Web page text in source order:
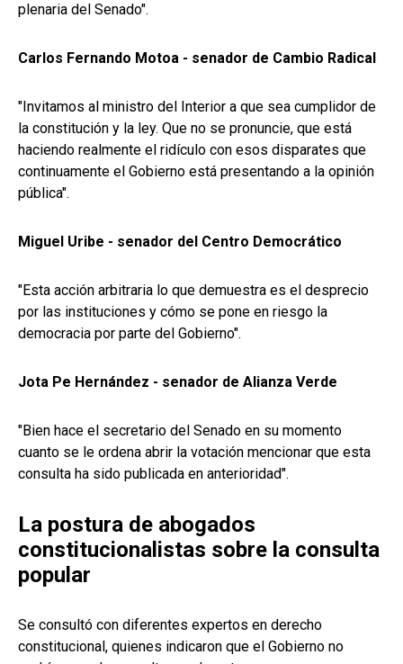
plenaria del Senado".
Carlos Fernando Motoa - senador de Cambio Radical
"Invitamos al ministro del Interior a que sea cumplidor de
la constitución y la ley. Que no se pronuncie, que está
haciendo realmente el ridículo con esos disparates que
continuamente el Gobierno está presentando a la opinión
pública".
Miguel Uribe - senador del Centro Democrático
"Esta acción arbitraria lo que demuestra es el desprecio
por las instituciones y cómo se pone en riesgo la
democracia por parte del Gobierno".
Jota Pe Hernández - senador de Alianza Verde
"Bien hace el secretario del Senado en su momento
cuanto se le ordena abrir la votación mencionar que esta
consulta ha sido publicada en anterioridad".
La postura de abogados
constitucionalistas sobre la consulta
popular
Se consultó con diferentes expertos en derecho
constitucional, quienes indicaron que el Gobierno no